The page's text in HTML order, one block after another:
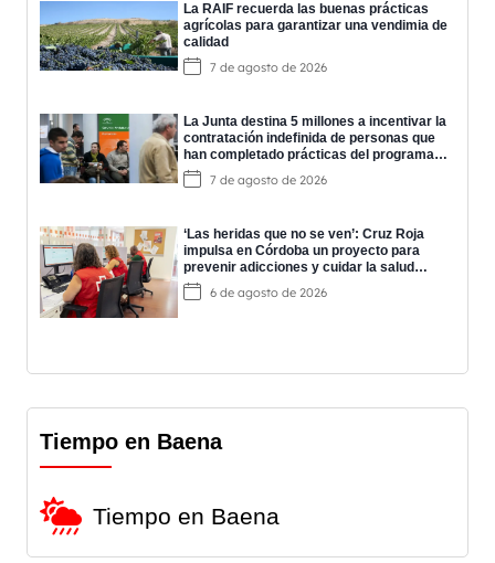
La RAIF recuerda las buenas prácticas
agrícolas para garantizar una vendimia de
calidad
7 de agosto de 2026
La Junta destina 5 millones a incentivar la
contratación indefinida de personas que
han completado prácticas del programa
EPES
7 de agosto de 2026
‘Las heridas que no se ven’: Cruz Roja
impulsa en Córdoba un proyecto para
prevenir adicciones y cuidar la salud
mental
6 de agosto de 2026
Tiempo en Baena
Tiempo en Baena